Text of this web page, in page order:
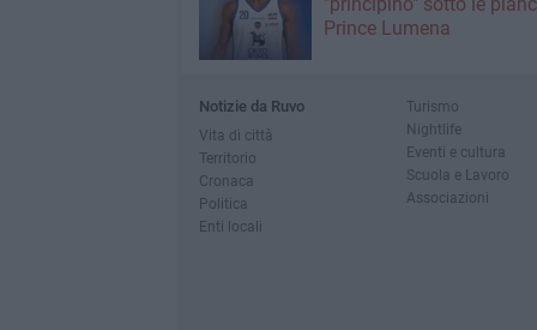
Prince Lumena
Notizie da Ruvo
Vita di città
Territorio
Cronaca
Politica
Enti locali
Turismo
Nightlife
Eventi e cultura
Scuola e Lavoro
Associazioni